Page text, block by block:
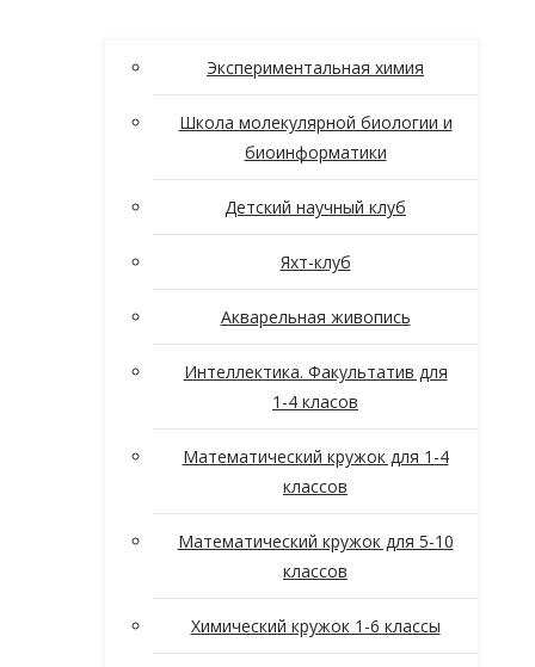
Экспериментальная химия
Школа молекулярной биологии и
биоинформатики
Детский научный клуб
Яхт-клуб
Акварельная живопись
Интеллектика. Факультатив для
1-4 класов
Математический кружок для 1-4
классов
Математический кружок для 5-10
классов
Химический кружок 1-6 классы